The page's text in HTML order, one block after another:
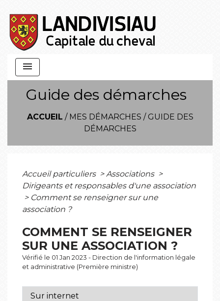
menu
Guide des démarches
ACCUEIL / MES DÉMARCHES / GUIDE DES
DÉMARCHES
Accueil particuliers > Associations >
Dirigeants et responsables d'une association
> Comment se renseigner sur une
association ?
COMMENT SE RENSEIGNER
SUR UNE ASSOCIATION ?
Vérifié le 01 Jan 2023 - Direction de l'information légale
et administrative (Première ministre)
Sur internet